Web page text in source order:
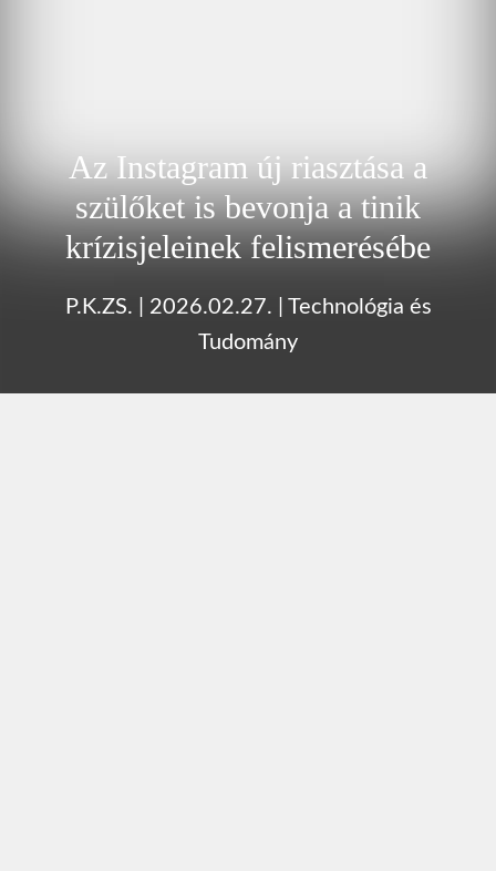
Az Instagram új riasztása a
szülőket is bevonja a tinik
krízisjeleinek felismerésébe
P.K.ZS. 2026.02.27.
Technológia és
Tudomány